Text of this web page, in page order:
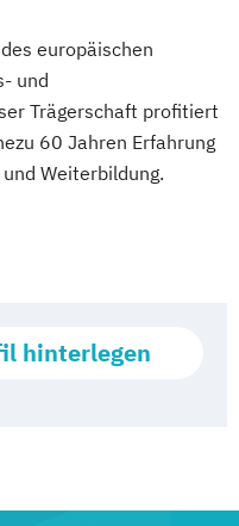
europäischen
und
Trägerschaft profitiert
60 Jahren Erfahrung
Weiterbildung.
hinterlegen